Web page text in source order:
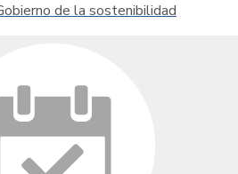
de la sostenibilidad